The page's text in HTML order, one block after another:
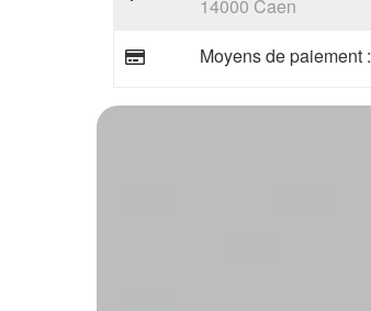
14000 Caen
Moyens de paiement :